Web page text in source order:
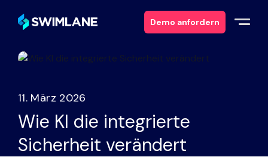
Demo anfordern
Produkte
11. März 2026
Wie KI die integrierte
Sicherheit verändert